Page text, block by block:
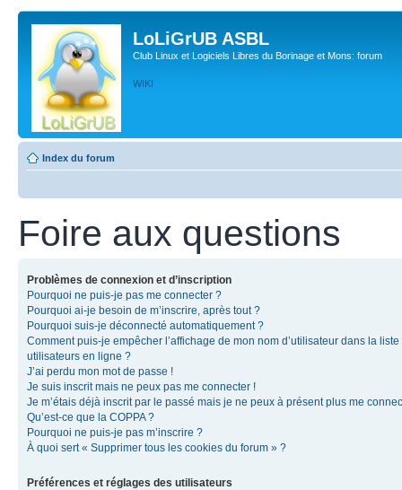
LoLiGrUB ASBL
Club Linux et Logiciels Libres du Borinage et Mons: forum
WIKI
Index du forum
Foire aux questions
Problèmes de connexion et d’inscription
Pourquoi ne puis-je pas me connecter ?
Pourquoi ai-je besoin de m’inscrire, après tout ?
Pourquoi suis-je déconnecté automatiquement ?
Comment puis-je empêcher l’affichage de mon nom d’utilisateur dans la liste
utilisateurs en ligne ?
J’ai perdu mon mot de passe !
Je suis inscrit mais ne peux pas me connecter !
Je m’étais déjà inscrit par le passé mais je ne peux à présent plus me
Qu’est-ce que la COPPA ?
Pourquoi ne puis-je pas m’inscrire ?
À quoi sert « Supprimer tous les cookies du forum » ?
Préférences et réglages des utilisateurs